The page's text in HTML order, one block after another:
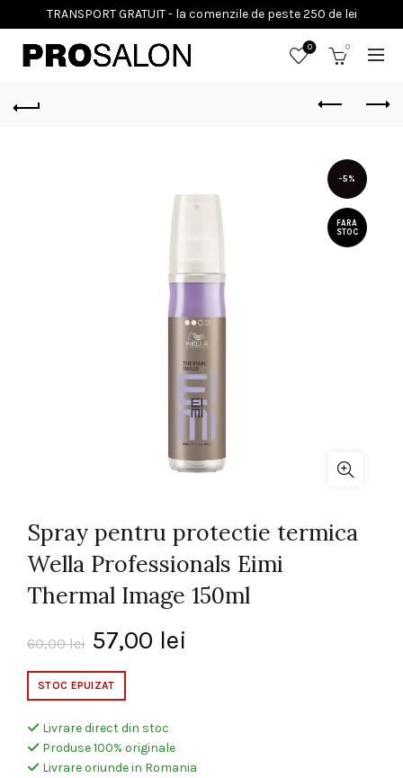
0 0
-5%
FARA
STOC
Spray pentru protectie termica
Wella Professionals Eimi
Thermal Image 150ml
60,00lei Prețul
inițial
a
fost:
57,00 lei
57,00 lei.
STOC EPUIZAT
Livrare direct din stoc
Produse 100% originale
Livrare oriunde in Romania